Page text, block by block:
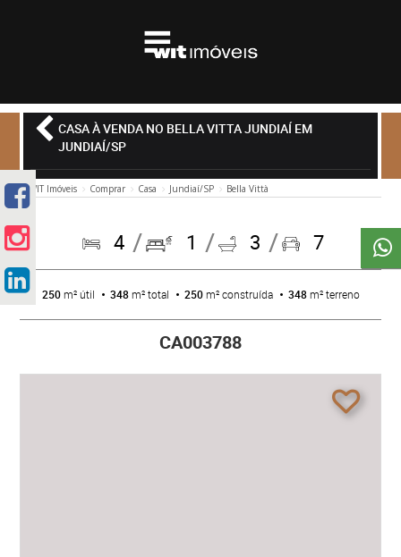
CASA À VENDA NO BELLA VITTA JUNDIAÍ EM
JUNDIAÍ/SP
WIT Imóveis Comprar Casa Jundiaí/SP Bella Vittà
4 1 3 7
250m² útil 348m² total 250m² construída 348m² terreno
CA003788